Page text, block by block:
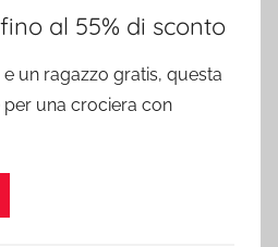
al 55% di sconto
e un ragazzo gratis, questa
una crociera con